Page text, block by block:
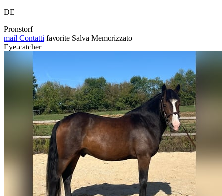
DE
Pronstorf
mail Contatti favorite Salva Memorizzato
Eye-catcher